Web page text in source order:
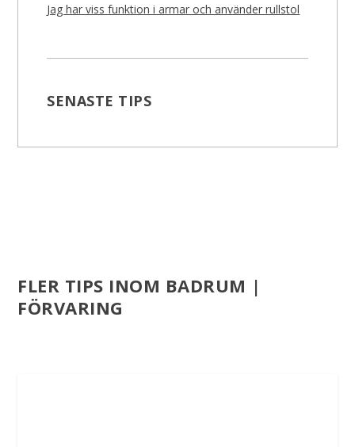
Jag har viss funktion i armar och använder rullstol
SENASTE TIPS
FLER TIPS INOM BADRUM |
FÖRVARING